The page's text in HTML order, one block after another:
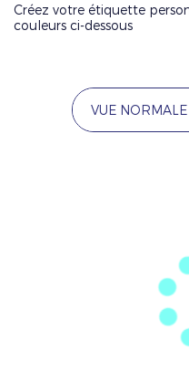
Créez votre étiquette
couleurs ci-dessous
VUE NORMALE